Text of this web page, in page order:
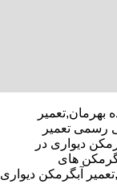
بهرمان,تعمیر
رسمی تعمیر
دیواری در
های
آبگرمکن دیواری